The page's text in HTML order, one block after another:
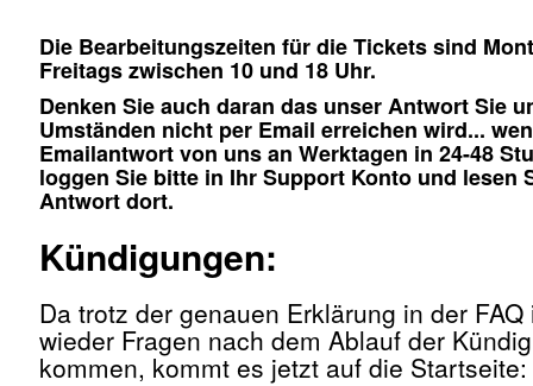
Die Bearbeitungszeiten für die Tickets sind
Freitags zwischen 10 und 18 Uhr.
Denken Sie auch daran das unser Antwort Sie
Umständen nicht per Email erreichen wird...
Emailantwort von uns an Werktagen in 24-48
loggen Sie bitte in Ihr Support Konto und lesen
Antwort dort.
Kündigungen:
Da trotz der genauen Erklärung in der FAQ
wieder Fragen nach dem Ablauf der
kommen, kommt es jetzt auf die Startseite: